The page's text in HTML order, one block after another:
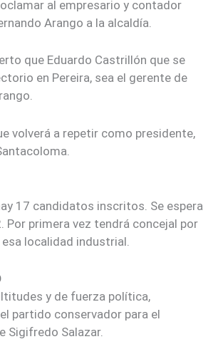
al empresario y contador
Arango a la alcaldía.
que Eduardo Castrillón que se
en Pereira, sea el gerente de
volverá a repetir como presidente,
17 candidatos inscritos. Se espera
Por primera vez tendrá concejal por
localidad industrial.
y de fuerza política,
partido conservador para el
Sigifredo Salazar.